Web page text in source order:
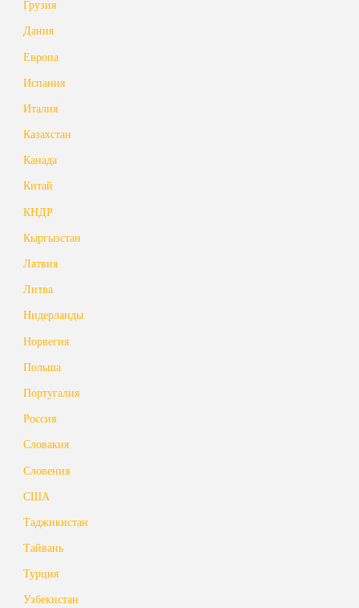
Грузия
Дания
Европа
Испания
Италия
Казахстан
Канада
Китай
КНДР
Кыргызстан
Латвия
Литва
Нидерланды
Норвегия
Польша
Португалия
Россия
Словакия
Словения
США
Таджикистан
Тайвань
Турция
Узбекистан